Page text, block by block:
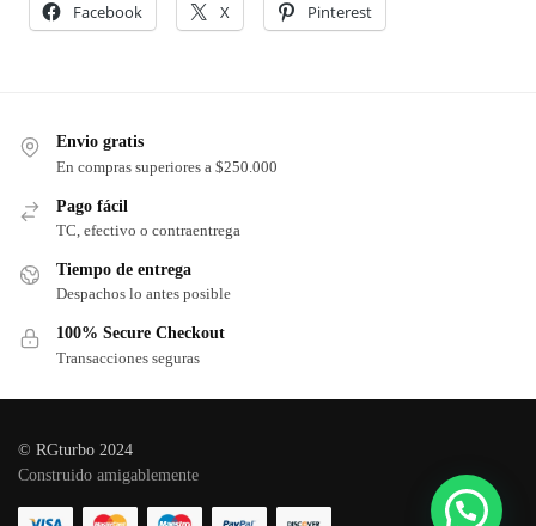
Facebook X Pinterest
Envio gratis
En compras superiores a $250.000
Pago fácil
TC, efectivo o contraentrega
Tiempo de entrega
Despachos lo antes posible
100% Secure Checkout
Transacciones seguras
© RGturbo 2024
Construido amigablemente